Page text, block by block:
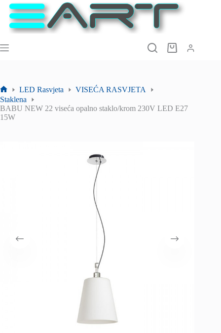
Preskoči
sadržaj
Košarica
Početna
stranica
LED Rasvjeta
VISEĆA RASVJETA
Staklena
BABU NEW 22 viseća opalno staklo/krom 230V LED E27
15W